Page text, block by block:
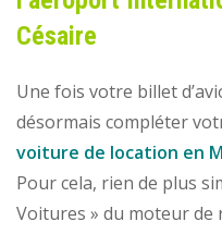
Césaire
Une fois votre billet
désormais compléter
voiture de location en
Pour cela, rien de plus
Voitures » du moteur de